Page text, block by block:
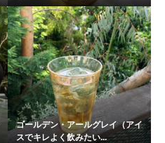
ゴールデン・アールグレイ（アイ
スでキレよく飲みたい...